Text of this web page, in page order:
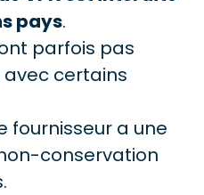
pays.
parfois pas
certains
fournisseur a une
conservation